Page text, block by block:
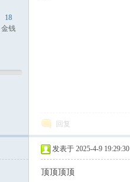
18
金钱
回复
发表于 2025-4-9 19:29:30
顶顶顶顶